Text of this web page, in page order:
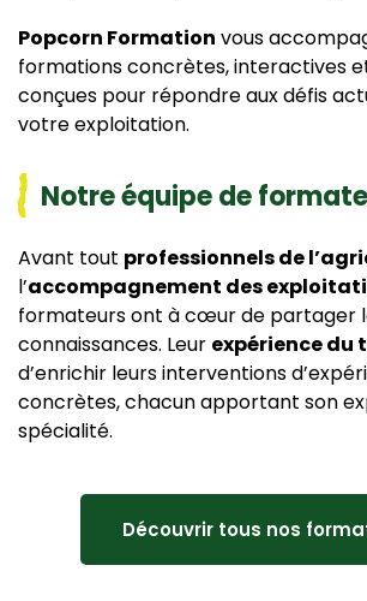
Popcorn Formation vous
formations concrètes, interactives
conçues pour répondre aux défis
votre exploitation.
Notre équipe de
Avant tout professionnels de
l’accompagnement des
formateurs ont à cœur de partager
connaissances. Leur expérience du
d’enrichir leurs interventions
concrètes, chacun apportant son
spécialité.
Découvrir tous nos